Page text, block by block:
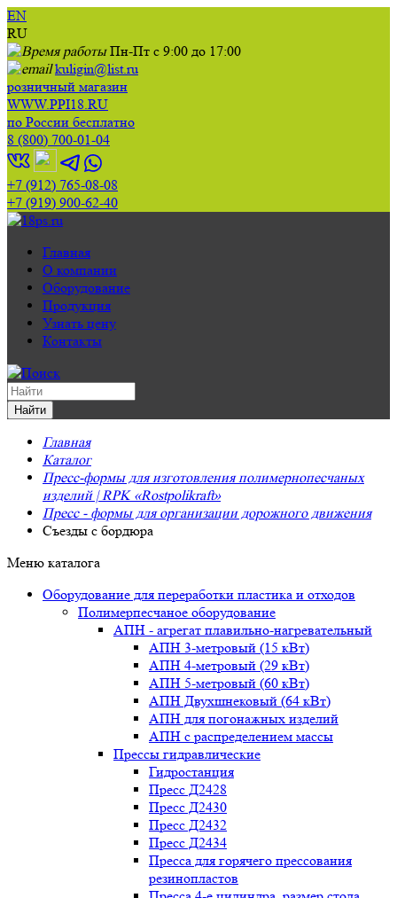
EN
RU
Пн-Пт с 9:00 до 17:00
kuligin@list.ru
розничный магазин
WWW.PPI18.RU
по России бесплатно
8 (800) 700-01-04
+7 (912) 765-08-08
+7 (919) 900-62-40
Главная
О компании
Оборудование
Продукция
Узнать цену
Контакты
Главная
Каталог
Пресс-формы для изготовления полимернопесчаных
изделий | RPK «Rostpolikraft»
Пресс - формы для организации дорожного движения
Съезды с бордюра
Меню каталога
Оборудование для переработки пластика и отходов
Полимерпесчаное оборудование
АПН - агрегат плавильно-нагревательный
АПН 3-метровый (15 кВт)
АПН 4-метровый (29 кВт)
АПН 5-метровый (60 кВт)
АПН Двухшнековый (64 кВт)
АПН для погонажных изделий
АПН с распределением массы
Прессы гидравлические
Гидростанция
Пресс Д2428
Пресс Д2430
Пресс Д2432
Пресс Д2434
Пресса для горячего прессования
резинопластов